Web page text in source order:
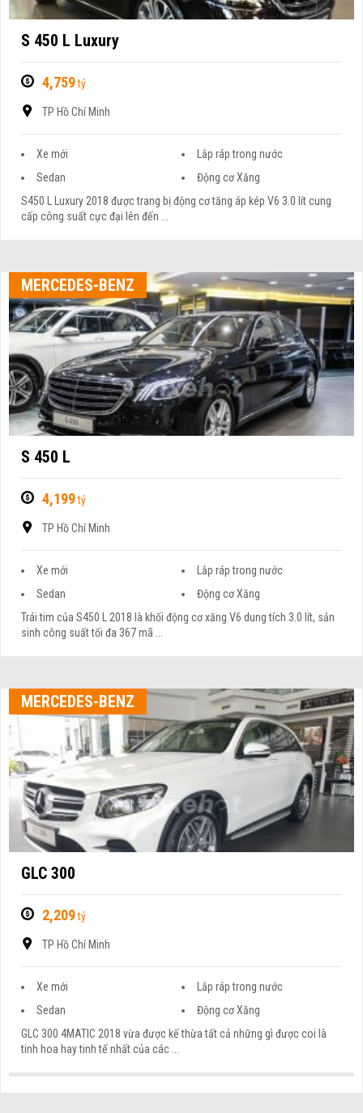
S 450 L Luxury
4,759tỷ
TP Hồ Chí Minh
Xe mới
Lắp ráp trong nước
Sedan
Động cơ Xăng
S450 L Luxury 2018 được trang bị động cơ tăng áp kép V6 3.0 lít cung
cấp công suất cực đại lên đến ...
MERCEDES-BENZ
S 450 L
4,199tỷ
TP Hồ Chí Minh
Xe mới
Lắp ráp trong nước
Sedan
Động cơ Xăng
Trái tim của S450 L 2018 là khối động cơ xăng V6 dung tích 3.0 lít, sản
sinh công suất tối đa 367 mã ...
MERCEDES-BENZ
GLC 300
2,209tỷ
TP Hồ Chí Minh
Xe mới
Lắp ráp trong nước
Sedan
Động cơ Xăng
GLC 300 4MATIC 2018 vừa được kế thừa tất cả những gì được coi là
tinh hoa hay tinh tế nhất của các ...